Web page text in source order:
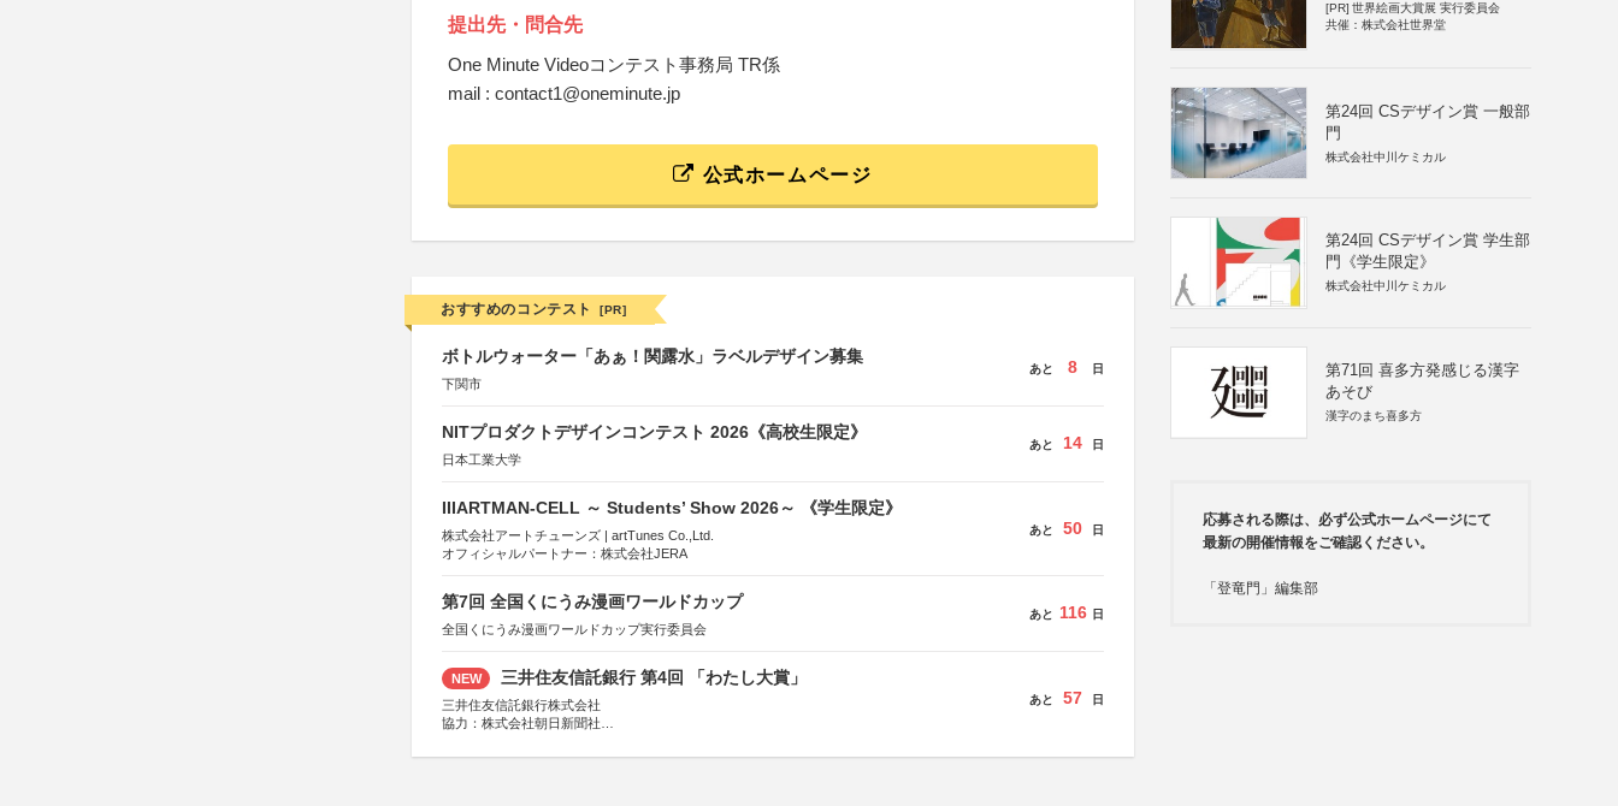
提出先・問合先
One Minute Videoコンテスト事務局 TR係
mail : contact1@oneminute.jp
公式ホームページ
おすすめのコンテスト [PR]
ボトルウォーター「あぁ！関露水」ラベルデザイン募集
下関市
あと 8 日
NITプロダクトデザインコンテスト 2026《高校生限定》
日本工業大学
あと 14 日
IIIARTMAN-CELL ～ Students’ Show 2026～ 《学生限定》
株式会社アートチューンズ | artTunes Co.,Ltd.
オフィシャルパートナー：株式会社JERA
あと 50 日
第7回 全国くにうみ漫画ワールドカップ
全国くにうみ漫画ワールドカップ実行委員会
あと 116 日
NEW 三井住友信託銀行 第4回 「わたし大賞」
三井住友信託銀行株式会社
協力：株式会社朝日新聞社
あと 57 日
[PR] 世界絵画大賞展 実行委員会
共催：株式会社世界堂
第24回 CSデザイン賞 一般部
門
株式会社中川ケミカル
第24回 CSデザイン賞 学生部
門《学生限定》
株式会社中川ケミカル
第71回 喜多方発感じる漢字
あそび
漢字のまち喜多方
応募される際は、必ず公式ホームページにて
最新の開催情報をご確認ください。
「登竜門」編集部